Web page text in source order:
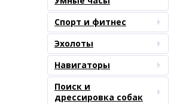
Спорт и фитнес
Эхолоты
Навигаторы
Поиск и
дрессировка собак